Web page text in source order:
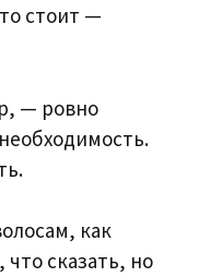
стоит —
— ровно
как
что сказать, но